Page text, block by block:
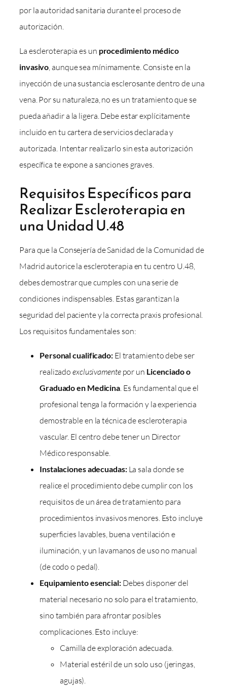
por la autoridad sanitaria durante el proceso de
autorización.
La escleroterapia es un procedimiento médico
invasivo, aunque sea mínimamente. Consiste en la
inyección de una sustancia esclerosante dentro de una
vena. Por su naturaleza, no es un tratamiento que se
pueda añadir a la ligera. Debe estar explícitamente
incluido en tu cartera de servicios declarada y
autorizada. Intentar realizarlo sin esta autorización
específica te expone a sanciones graves.
Requisitos Específicos para
Realizar Escleroterapia en
una Unidad U.48
Para que la Consejería de Sanidad de la Comunidad de
Madrid autorice la escleroterapia en tu centro U.48,
debes demostrar que cumples con una serie de
condiciones indispensables. Estas garantizan la
seguridad del paciente y la correcta praxis profesional.
Los requisitos fundamentales son:
Personal cualificado:El tratamiento debe ser
realizadoexclusivamentepor un Licenciado o
Graduado en Medicina. Es fundamental que el
profesional tenga la formación y la experiencia
demostrable en la técnica de escleroterapia
vascular. El centro debe tener un Director
Médico responsable.
Instalaciones adecuadas:La sala donde se
realice el procedimiento debe cumplir con los
requisitos de un área de tratamiento para
procedimientos invasivos menores. Esto incluye
superficies lavables, buena ventilación e
iluminación, y un lavamanos de uso no manual
(de codo o pedal).
Equipamiento esencial:Debes disponer del
material necesario no solo para el tratamiento,
sino también para afrontar posibles
complicaciones. Esto incluye:
Camilla de exploración adecuada.
Material estéril de un solo uso (jeringas,
agujas).